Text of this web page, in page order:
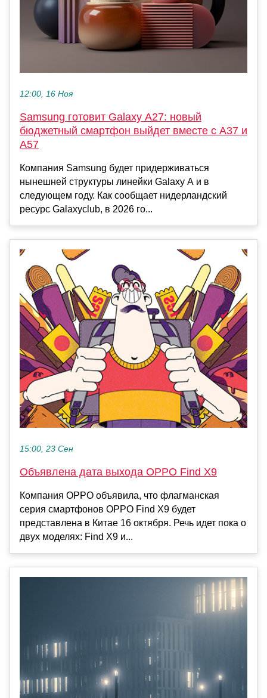
12:00, 16 Ноя
Samsung готовит Galaxy A27: новый
бюджетный смартфон выйдет вместе с A37 и
A57
Компания Samsung будет придерживаться
нынешней структуры линейки Galaxy A и в
следующем году. Как сообщает нидерландский
ресурс Galaxyclub, в 2026 го...
15:00, 23 Сен
Объявлена дата выхода OPPO Find X9
Компания OPPO объявила, что флагманская
серия смартфонов OPPO Find X9 будет
представлена в Китае 16 октября. Речь идет пока о
двух моделях: Find X9 и...